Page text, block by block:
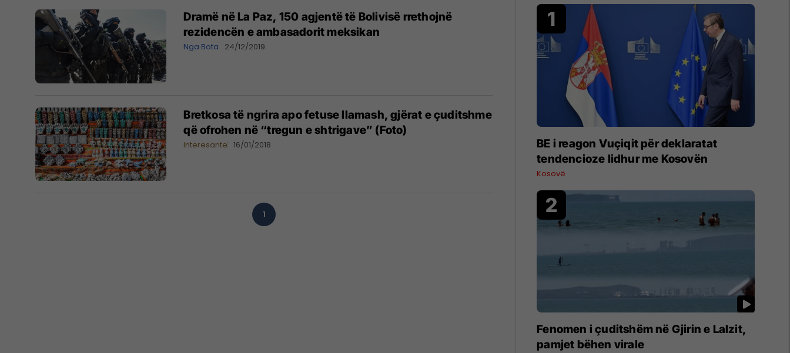
Dramë në La Paz, 150 agjentë të Bolivisë rrethojnë
rezidencën e ambasadorit meksikan
Nga Bota 24/12/2019
Bretkosa të ngrira apo fetuse llamash, gjërat e çuditshme
që ofrohen në “tregun e shtrigave” (Foto)
Interesante 16/01/2018
1
BE i reagon Vuçiqit për deklaratat
tendencioze lidhur me Kosovën
Kosovë
Fenomen i çuditshëm në Gjirin e Lalzit,
pamjet bëhen virale